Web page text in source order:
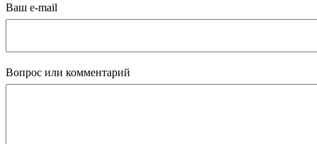
Ваш e-mail
Вопрос или комментарий